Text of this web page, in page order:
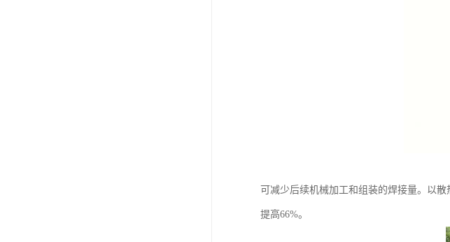
可减少后续机械加工和组装的焊接量。以
提高66%。